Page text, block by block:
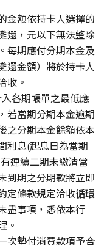
金額依持卡人選擇的
還，元以下無法整除
每期應付分期本金及
還金額）將於持卡人
收。
入各期帳單之最低應
若當期分期本金逾期
之分期本金餘額依本
利息(起息日為當期
連續二期未繳清當
到期之分期款將立即
定條款規定洽收循環
盡事項，悉依本行
。
次墊付消費款項予合